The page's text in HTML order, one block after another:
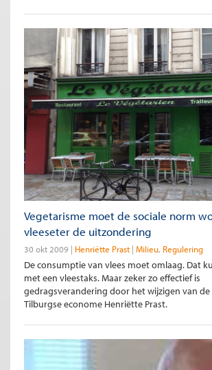
Vegetarisme moet de sociale norm
vleeseter de uitzondering
30 okt 2009 Henriëtte Prast Milieu Regulering
De consumptie van vlees moet omlaag. Dat
met een vleestaks. Maar zeker zo effectief is
gedragsverandering door het wijzigen van
Tilburgse econome Henriëtte Prast.